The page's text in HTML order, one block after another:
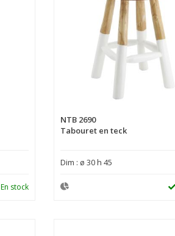
En stock
NTB 2690
Tabouret en teck
Dim : ø 30 h 45